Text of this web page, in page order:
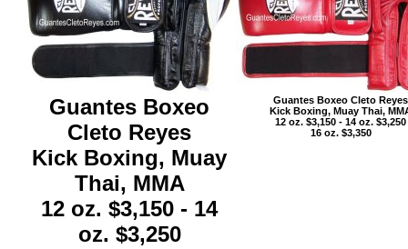
Guantes Boxeo
Cleto Reyes
Kick Boxing, Muay
Thai, MMA
12 oz. $3,150 - 14
oz. $3,250
Guantes Boxeo Cleto Reyes
Kick Boxing, Muay Thai,
12 oz. $3,150 - 14 oz. $3,250
16 oz. $3,350